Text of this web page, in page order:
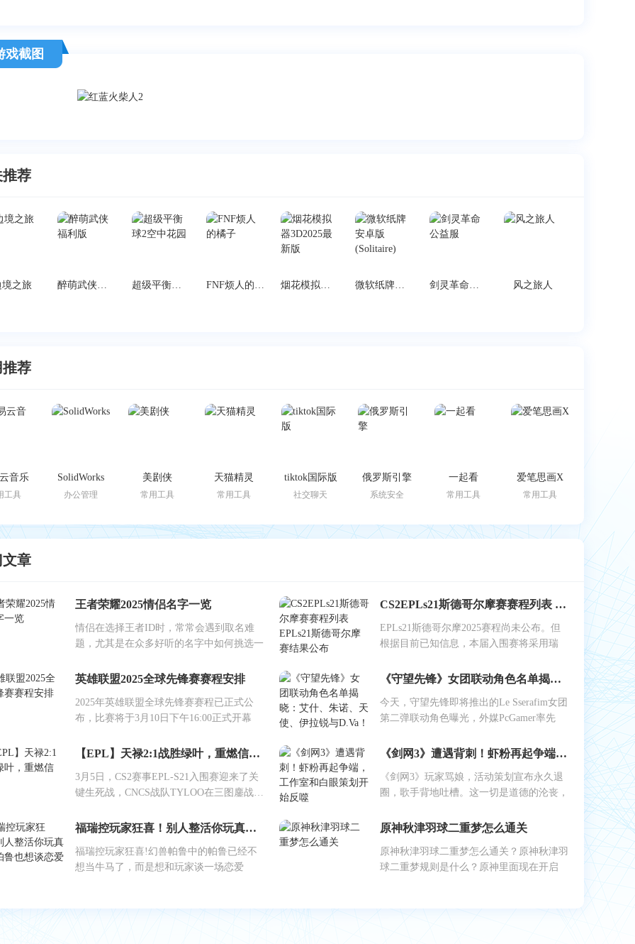
戏截图
荐
境之旅 醉萌武侠福利版 超级平衡球2空中花园 FNF烦人的橘子 烟花模拟器3D2025最新版 微软纸牌安卓版(Solitaire) 剑灵革命公益服 风之旅人
荐
音乐
工具
SolidWorks
办公管理
美剧侠
常用工具
天猫精灵
常用工具
tiktok国际版
社交聊天
俄罗斯引擎
系统安全
一起看
常用工具
爱笔思画X
常用工具
章
王者荣耀2025情侣名字一览
情侣在选择王者ID时，常常会遇到取名难
题，尤其是在众多好听的名字中如何挑选一
CS2EPLs21斯德哥尔摩赛赛程列表 EPLs21斯德哥尔摩赛结果公布
EPLs21斯德哥尔摩2025赛程尚未公布。但
根据目前已知信息，本届入围赛将采用瑞
英雄联盟2025全球先锋赛赛程安排
2025年英雄联盟全球先锋赛赛程已正式公
布，比赛将于3月10日下午16:00正式开幕
《守望先锋》女团联动角色名单揭晓：艾什、朱诺、天使、伊拉锐与D.Va！
今天，守望先锋即将推出的Le Sserafim女团
第二弹联动角色曝光，外媒PcGamer率先
【EPL】天禄2:1战胜绿叶，重燃信念！
3月5日，CS2赛事EPL-S21入围赛迎来了关
键生死战，CNCS战队TYLOO在三图鏖战中
《剑网3》遭遇背刺！虾粉再起争端，工作室和白眼策划开始反噬
《剑网3》玩家骂娘，活动策划宣布永久退
圈，歌手背地吐槽。这一切是道德的沦丧，
福瑞控玩家狂喜！别人整活你玩真的？帕鲁也想谈恋爱
福瑞控玩家狂喜!幻兽帕鲁中的帕鲁已经不
想当牛马了，而是想和玩家谈一场恋爱
原神秋津羽球二重梦怎么通关
原神秋津羽球二重梦怎么通关？原神秋津羽
球二重梦规则是什么？原神里面现在开启